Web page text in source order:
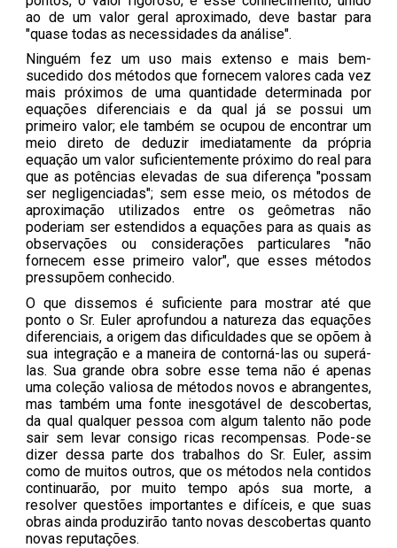
ao de um valor geral aproximado, deve bastar para
"quase todas as necessidades da análise".
Ninguém fez um uso mais extenso e mais bem-
sucedido dos métodos que fornecem valores cada vez
mais próximos de uma quantidade determinada por
equações diferenciais e da qual já se possui um
primeiro valor; ele também se ocupou de encontrar um
meio direto de deduzir imediatamente da própria
equação um valor suficientemente próximo do real para
que as potências elevadas de sua diferença "possam
ser negligenciadas"; sem esse meio, os métodos de
aproximação utilizados entre os geômetras não
poderiam ser estendidos a equações para as quais as
observações ou considerações particulares "não
fornecem esse primeiro valor", que esses métodos
pressupõem conhecido.
O que dissemos é suficiente para mostrar até que
ponto o Sr. Euler aprofundou a natureza das equações
diferenciais, a origem das dificuldades que se opõem à
sua integração e a maneira de contorná-las ou superá-
las. Sua grande obra sobre esse tema não é apenas
uma coleção valiosa de métodos novos e abrangentes,
mas também uma fonte inesgotável de descobertas,
da qual qualquer pessoa com algum talento não pode
sair sem levar consigo ricas recompensas. Pode-se
dizer dessa parte dos trabalhos do Sr. Euler, assim
como de muitos outros, que os métodos nela contidos
continuarão, por muito tempo após sua morte, a
resolver questões importantes e difíceis, e que suas
obras ainda produzirão tanto novas descobertas quanto
novas reputações.